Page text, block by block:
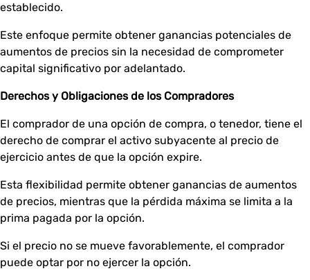
establecido.
Este enfoque permite obtener ganancias potenciales de
aumentos de precios sin la necesidad de comprometer
capital significativo por adelantado.
Derechos y Obligaciones de los Compradores
El comprador de una opción de compra, o tenedor, tiene el
derecho de comprar el activo subyacente al precio de
ejercicio antes de que la opción expire.
Esta flexibilidad permite obtener ganancias de aumentos
de precios, mientras que la pérdida máxima se limita a la
prima pagada por la opción.
Si el precio no se mueve favorablemente, el comprador
puede optar por no ejercer la opción.